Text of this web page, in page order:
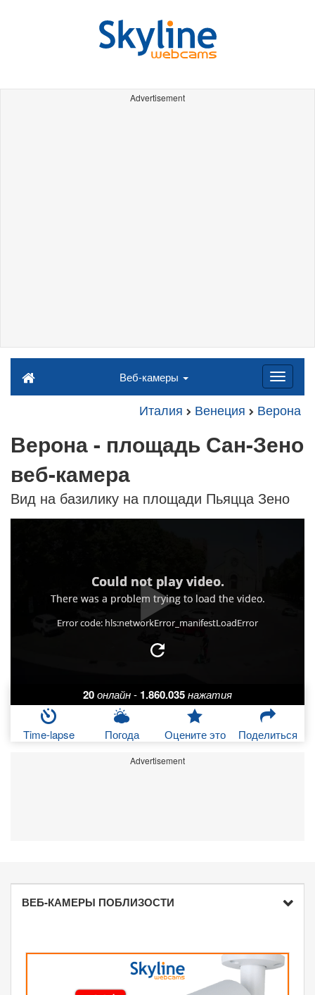
Advertisement
Веб-камеры
Италия Венеция Верона
Верона - площадь Сан-Зено
веб-камера
Вид на базилику на площади Пьяцца Зено
Could not play video.
There was a problem trying to load the video.
Error code: hls:networkError_manifestLoadError
20онлайн- 1.860.035нажатия
Time-lapse Погода Оцените это Поделиться
Advertisement
ВЕБ-КАМЕРЫ ПОБЛИЗОСТИ